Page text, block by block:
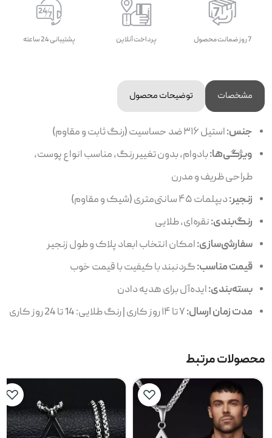
7 روز ضمانت محصول پرداخت آنلاین پشتیبانی 24 ساعته
مشخصات توضیحات محصول
جنس:استیل ۳۱۶ ضد حساسیت (رنگ ثابت و مقاوم)
ویژگی‌ها:بادوام، بدون تغییر رنگ، مناسب انواع پوست،
طراحی ظریف و مدرن
زنجیر:دیپلمات ۴۵ سانتی‌متری (شیک و مقاوم)
رنگ‌بندی:نقره‌ای، طلایی
سفارشی‌سازی:امکان انتخاب ابعاد پلاک و طول زنجیر
قیمت مناسب:گردنبند با کیفیت با قیمت خوب
بسته‌بندی:ایده‌آل برای هدیه دادن
مدت زمان ارسال:
محصولات مرتبط